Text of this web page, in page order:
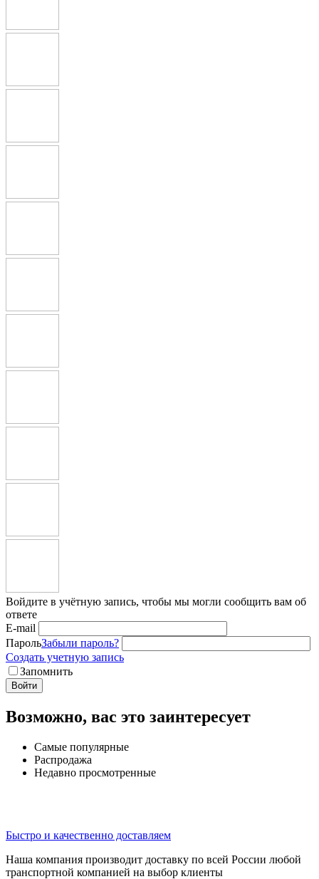
Войдите в учётную запись, чтобы мы могли сообщить вам об
ответе
E-mail
ПарольЗабыли пароль?
Создать учетную запись
Запомнить
Войти
Возможно, вас это заинтересует
Самые популярные
Распродажа
Недавно просмотренные
Быстро и качественно доставляем
Наша компания производит доставку по всей России любой
транспортной компанией на выбор клиенты